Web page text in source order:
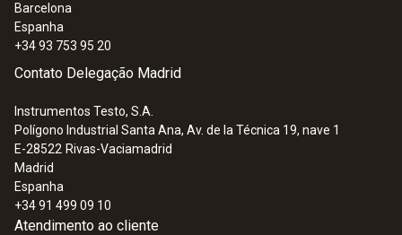
Kit Smart Testo 550i - Analisador de
refrigeração digital controlado por
aplicação com sondas de temperatura
Barcelona
Espanha
+34 93 753 95 20
Contato Delegação Madrid
Instrumentos Testo, S.A.
Polígono Industrial Santa Ana, Av. de la Técnica 19, nave 1
E-28522 Rivas-Vaciamadrid
Madrid
Espanha
+34 91 499 09 10
Atendimento ao cliente